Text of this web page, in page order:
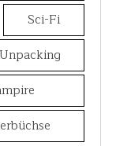
Sci-Fi
Unpacking